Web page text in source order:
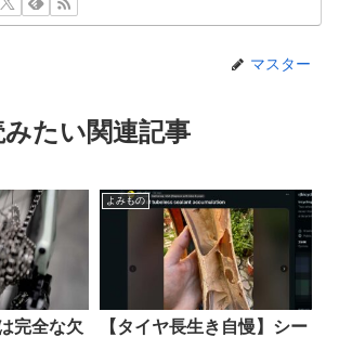
マスター
たい関連記事
完全な欠
よみもの
【タイヤ長生き自慢】シー